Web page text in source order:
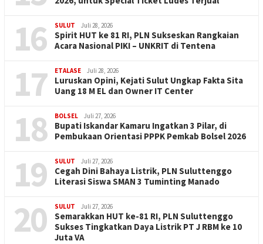
16 SULUT Juli 28, 2026
Spirit HUT ke 81 RI, PLN Sukseskan Rangkaian
Acara Nasional PIKI – UNKRIT di Tentena
17 ETALASE Juli 28, 2026
Luruskan Opini, Kejati Sulut Ungkap Fakta Sita
Uang 18 M EL dan Owner IT Center
18 BOLSEL Juli 27, 2026
Bupati Iskandar Kamaru Ingatkan 3 Pilar, di
Pembukaan Orientasi PPPK Pemkab Bolsel 2026
19 SULUT Juli 27, 2026
Cegah Dini Bahaya Listrik, PLN Suluttenggo
Literasi Siswa SMAN 3 Tuminting Manado
20 SULUT Juli 27, 2026
Semarakkan HUT ke-81 RI, PLN Suluttenggo
Sukses Tingkatkan Daya Listrik PT J RBM ke 10
Juta VA